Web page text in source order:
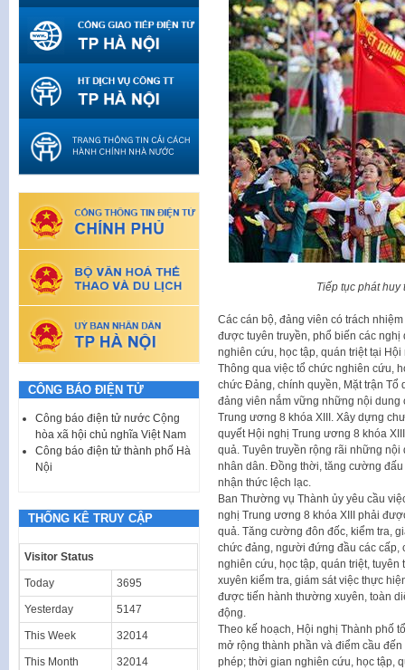
Tiếp tục phát
Các cán bộ, đảng viên có trách
được tuyên truyền, phổ biến các
nghiên cứu, học tập, quán triệt tại
Thông qua việc tổ chức nghiên cứu,
chức Đảng, chính quyền, Mặt trận Tổ
đảng viên nắm vững những nội
Trung ương 8 khóa XIII. Xây dựng
quyết Hội nghị Trung ương 8 khóa
quả. Tuyên truyền rộng rãi những
nhân dân. Đồng thời, tăng cường
nhận thức lệch lạc.
Ban Thường vụ Thành ủy yêu cầu
nghị Trung ương 8 khóa XIII phải
quả. Tăng cường đôn đốc, kiểm tra,
chức đảng, người đứng đầu các cấp,
nghiên cứu, học tập, quán triệt,
xuyên kiểm tra, giám sát việc thực
được tiến hành thường xuyên, toàn
động.
Theo kế hoạch, Hội nghị Thành phố
mở rộng thành phần và điểm cầu
phép; thời gian nghiên cứu, học tập,
CÔNG BÁO ĐIỆN TỬ
Công báo điện tử nước Cộng
hòa xã hội chủ nghĩa Việt Nam
Công báo điện tử thành phố Hà
Nội
THỐNG KÊ TRUY CẬP
Visitor Status
Today 3695
Yesterday 5147
This Week 32014
This Month 32014